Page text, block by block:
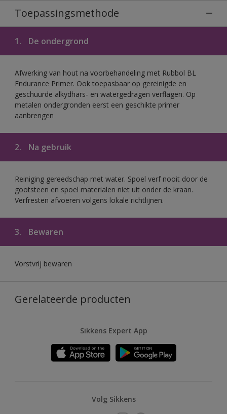
Toepassingsmethode
1. De ondergrond
Afwerking van hout na voorbehandeling met Rubbol BL
Endurance Primer. Ook toepasbaar op gereinigde en
geschuurde alkydhars- en watergedragen verflagen. Op
metalen ondergronden eerst een geschikte primer
aanbrengen
2. Na gebruik
Reiniging gereedschap met water. Spoel verf nooit door de
gootsteen en spoel materialen niet uit onder de kraan.
Verfresten afvoeren volgens lokale richtlijnen.
3. Bewaren
Vorstvrij bewaren
Gerelateerde producten
Sikkens Expert App
Volg Sikkens